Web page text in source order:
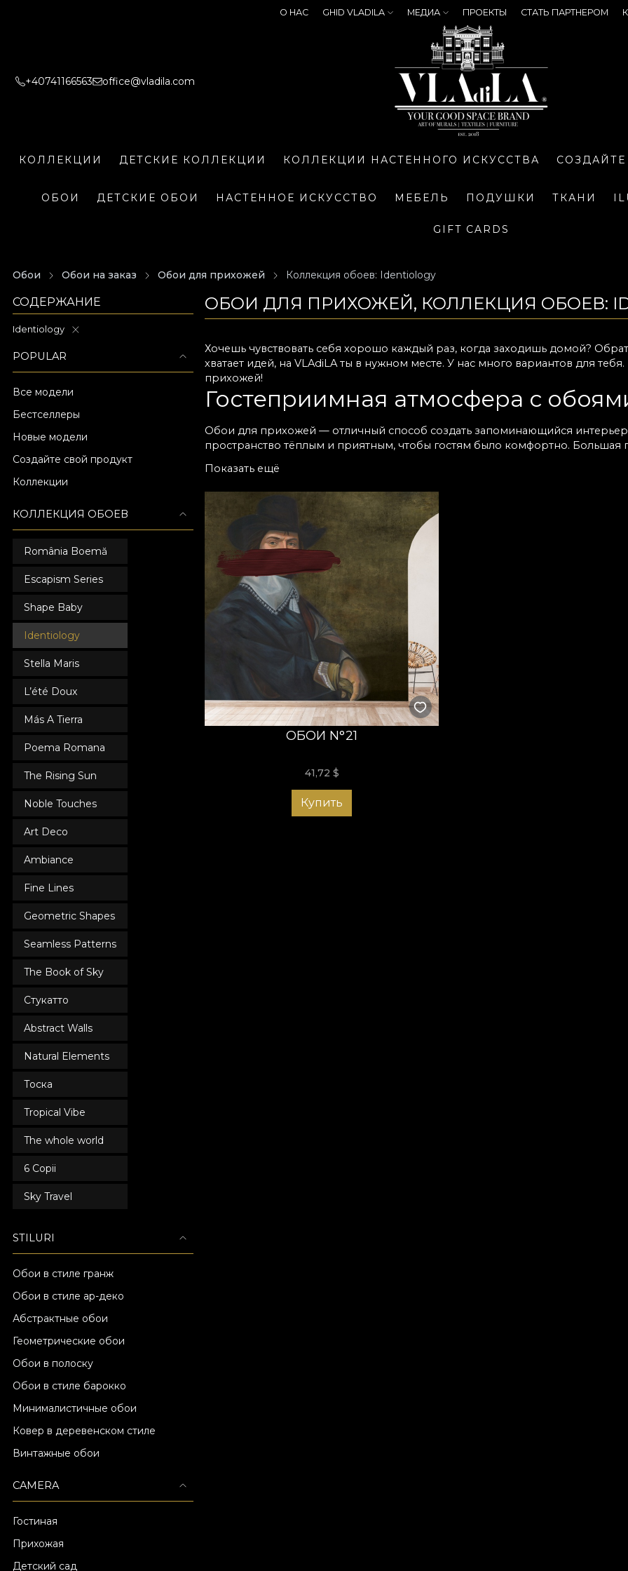
О НАС GHID VLADILA МЕДИА ПРОЕКТЫ СТАТЬ ПАРТНЕРОМ
+40741166563 office@vladila.com
КОЛЛЕКЦИИ ДЕТСКИЕ КОЛЛЕКЦИИ КОЛЛЕКЦИИ НАСТЕННОГО ИСКУССТВА
ОБОИ ДЕТСКИЕ ОБОИ НАСТЕННОЕ ИСКУССТВО МЕБЕЛЬ ПОДУШКИ ТКАНИ
GIFT CARDS
Обои Обои на заказ Обои для прихожей Коллекция обоев: Identiology
СОДЕРЖАНИЕ
Identiology
POPULAR
Все модели
Бестселлеры
Новые модели
Создайте свой продукт
Коллекции
КОЛЛЕКЦИЯ ОБОЕВ
România Boemă
Escapism Series
Shape Baby
Identiology
Stella Maris
L’été Doux
Más A Tierra
Poema Romana
The Rising Sun
Noble Touches
Art Deco
Ambiance
Fine Lines
Geometric Shapes
Seamless Patterns
The Book of Sky
Стукатто
Abstract Walls
Natural Elements
Тоска
Tropical Vibe
The whole world
6 Copii
Sky Travel
STILURI
Обои в стиле гранж
Обои в стиле ар-деко
Абстрактные обои
Геометрические обои
Обои в полоску
Обои в стиле барокко
Минималистичные обои
Ковер в деревенском стиле
Винтажные обои
CAMERA
Гостиная
Прихожая
Детский сад
ОБОИ ДЛЯ ПРИХОЖЕЙ, КОЛЛЕКЦИЯ ОБОЕВ:
Хочешь чувствовать себя хорошо каждый раз, когда заходишь домой?
хватает идей, на VLAdiLA ты в нужном месте. У нас много вариантов для
прихожей!
Гостеприимная атмосфера с
Обои для прихожей — отличный способ создать запоминающийся
пространство тёплым и приятным, чтобы гостям было комфортно.
с тонкой текстурой, геометрией или цветочными мотивами. Такие
современный стиль? Отдайте предпочтение сдержанному дизайну в
визуально расширяет пространство. Какие бы ни были ваши предпочтения,
помогут получить желаемый результат.
Разные модели обоев для входной
У нас много моделей для маленьких и узких прихожих, а также для
выдерживают повседневную эксплуатацию. Благодаря этому ваш коридор
варианты с премиальными текстурами, которые придают изысканный вид
персонализировать дизайн и подобрать цвета, идеально сочетающиеся с
VLAdiLA поможет производить впечатление с первого шага. Закажите
атмосферой, которая будет дарить вам улыбку каждый раз, когда вы
Показать ещё
ОБОИ N°21
41,72 $
Купить